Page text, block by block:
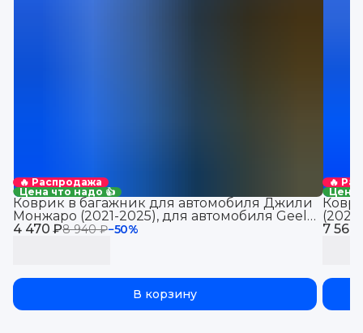
🔥 Распродажа
Цена что надо 👍
4 470 ₽8 940 ₽−50%
Коврик в багажник для автомобиля Джили
Монжаро (2021-2025), для автомобиля Geely
Monjaro, EVA 3D
В корзину
🔥
Цена
7 560